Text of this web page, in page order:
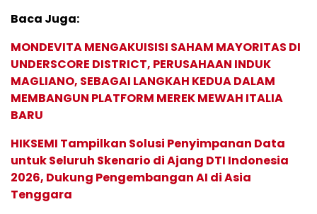
Baca Juga:
MONDEVITA MENGAKUISISI SAHAM MAYORITAS DI
UNDERSCORE DISTRICT, PERUSAHAAN INDUK
MAGLIANO, SEBAGAI LANGKAH KEDUA DALAM
MEMBANGUN PLATFORM MEREK MEWAH ITALIA
BARU
HIKSEMI Tampilkan Solusi Penyimpanan Data
untuk Seluruh Skenario di Ajang DTI Indonesia
2026, Dukung Pengembangan AI di Asia
Tenggara